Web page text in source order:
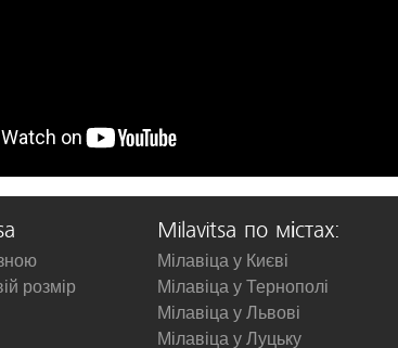
розмір
Milavitsa по містах:
Мілавіца у Києві
Мілавіца у Тернополі
Мілавіца у Львові
Мілавіца у Луцьку